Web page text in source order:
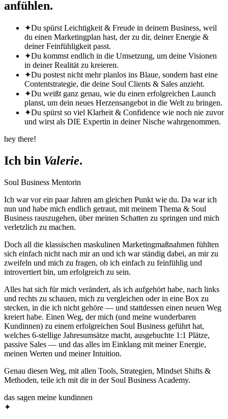
anfühlen.
✦Du spürst Leichtigkeit & Freude in deinem Business, weil
du einen Marketingplan hast, der zu dir, deiner Energie &
deiner Feinfühligkeit passt.
✦Du kommst endlich in die Umsetzung, um deine Visionen
in deiner Realität zu kreieren.
✦Du postest nicht mehr planlos ins Blaue, sondern hast eine
Contentstrategie, die deine Soul Clients & Sales anzieht.
✦Du weißt ganz genau, wie du einen erfolgreichen Launch
planst, um dein neues Herzensangebot in die Welt zu bringen.
✦Du spürst so viel Klarheit & Confidence wie noch nie zuvor
und wirst als DIE Expertin in deiner Nische wahrgenommen.
hey there!
Ich bin Valerie.
Soul Business Mentorin
Ich war vor ein paar Jahren am gleichen Punkt wie du. Da war ich
nun und habe mich endlich getraut, mit meinem Thema & Soul
Business rauszugehen, über meinen Schatten zu springen und mich
verletzlich zu machen.
Doch all die klassischen maskulinen Marketingmaßnahmen fühlten
sich einfach nicht nach mir an und ich war ständig dabei, an mir zu
zweifeln und mich zu fragen, ob ich einfach zu feinfühlig und
introvertiert bin, um erfolgreich zu sein.
Alles hat sich für mich verändert, als ich aufgehört habe, nach links
und rechts zu schauen, mich zu vergleichen oder in eine Box zu
stecken, in die ich nicht gehöre — und stattdessen einen neuen Weg
kreiert habe. Einen Weg, der mich (und meine wunderbaren
Kundinnen) zu einem erfolgreichen Soul Business geführt hat,
welches 6-stellige Jahresumsätze macht, ausgebuchte 1:1 Plätze,
passive Sales — und das alles im Einklang mit meiner Energie,
meinen Werten und meiner Intuition.
Genau diesen Weg, mit allen Tools, Strategien, Mindset Shifts &
Methoden, teile ich mit dir in der Soul Business Academy.
das sagen meine kundinnen
✦